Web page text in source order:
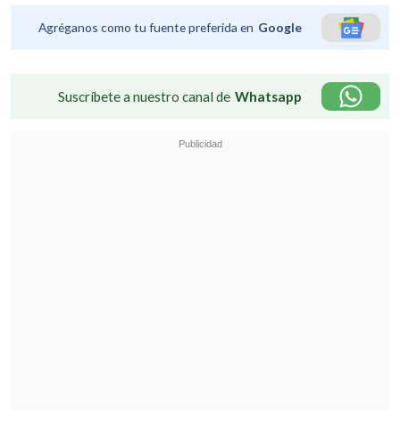
Agréganos como tu fuente preferida en Google
Suscríbete a nuestro canal de Whatsapp